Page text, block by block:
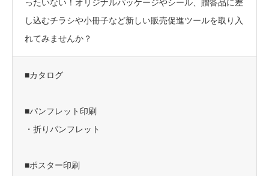
ったいない！オリジナルパッケージやシール、贈答品に差
し込むチラシや小冊子など新しい販売促進ツールを取り入
れてみませんか？
■カタログ
■パンフレット印刷
・折りパンフレット
■ポスター印刷